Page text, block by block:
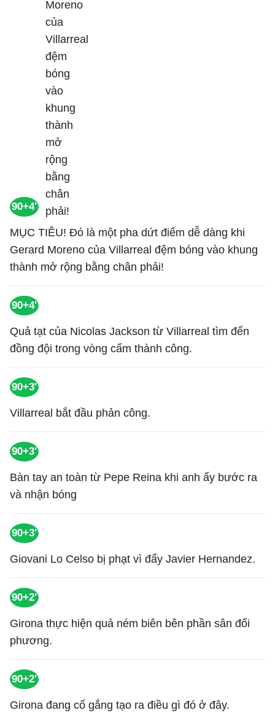
90+4'
MỤC TIÊU! Đó là một pha dứt điểm dễ dàng khi
Gerard Moreno của Villarreal đệm bóng vào khung
thành mở rộng bằng chân phải!
90+4'
Quả tạt của Nicolas Jackson từ Villarreal tìm đến
đồng đội trong vòng cấm thành công.
90+3'
Villarreal bắt đầu phản công.
90+3'
Bàn tay an toàn từ Pepe Reina khi anh ấy bước ra
và nhận bóng
90+3'
Giovani Lo Celso bị phạt vì đẩy Javier Hernandez.
90+2'
Girona thực hiện quả ném biên bên phần sân đối
phương.
90+2'
Girona đang cố gắng tạo ra điều gì đó ở đây.